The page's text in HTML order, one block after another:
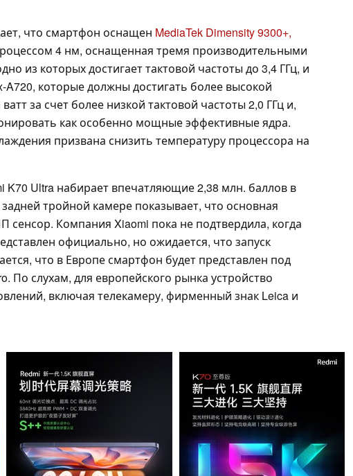
что смартфон оснащен MediaTek Dimensity 9300+,
4 нм, оснащенная тремя производительными
из которых достигает тактовой частоты до 3,4 ГГц, и
которые должны достигать более высокой
за счет более низкой тактовой частоты 2,0 ГГц и,
как особенно мощные эффективные ядра.
призвана снизить температуру процессора на
K70 Ultra набирает впечатляющие 2,38 млн. баллов в
задней тройной камере показывает, что основная
сенсор. Компания Xiaomi пока не подтвердила, когда
официально, но ожидается, что запуск
что в Европе смартфон будет представлен под
По слухам, для европейского рынка устройство
включая телекамеру, фирменный знак Leica и